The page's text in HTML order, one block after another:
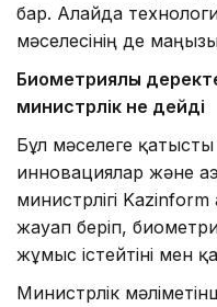
бар. Алайда
мәселесінің де маңызы
Биометриялық
министрлік не дейді
Бұл мәселеге
инновациялар және
министрлігі Kazinform
жауап беріп,
жұмыс істейтіні мен
Министрлік